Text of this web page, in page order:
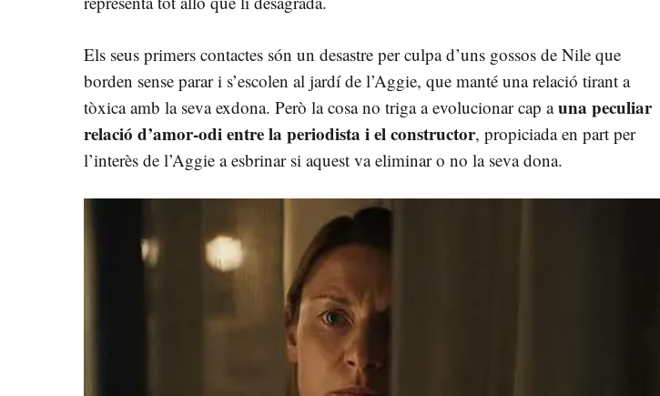
Els seus primers contactes són un desastre per culpa d’uns gossos de Nile que
borden sense parar i s’escolen al jardí de l’Aggie, que manté una relació tirant a
tòxica amb la seva exdona. Però la cosa no triga a evolucionar cap auna peculiar
relació d’amor-odi entre la periodista i el constructor, propiciada en part per
l’interès de l’Aggie a esbrinar si aquest va eliminar o no la seva dona.